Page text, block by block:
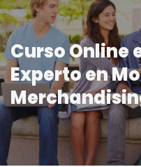
Curso Online
Experto en